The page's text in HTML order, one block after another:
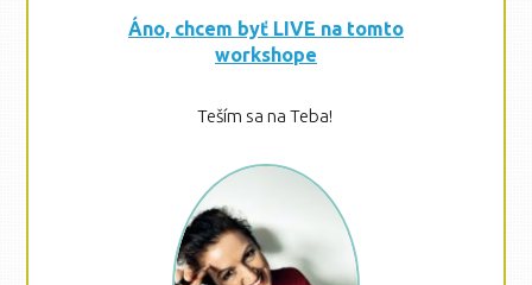
Áno, chcem byť LIVE na tomto
workshope
Teším sa na Teba!